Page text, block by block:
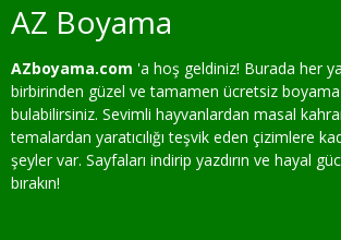
AZ Boyama
AZboyama.com 'a hoş geldiniz! Burada her
birbirinden güzel ve tamamen ücretsiz boyama
bulabilirsiniz. Sevimli hayvanlardan masal
temalardan yaratıcılığı teşvik eden çizimlere
şeyler var. Sayfaları indirip yazdırın ve hayal
bırakın!